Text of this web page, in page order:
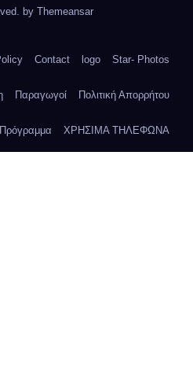
by Themeansar
Contact logo Star- Photos
Παραγωγοί Πολιτική Απορρήτου
Πρόγραμμα ΧΡΗΣΙΜΑ ΤΗΛΕΦΩΝΑ